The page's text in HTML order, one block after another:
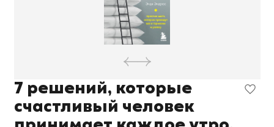
7 решений, которые
счастливый человек